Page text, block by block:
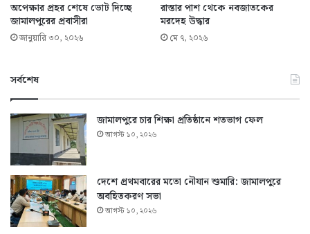
অপেক্ষার প্রহর শেষে ভোট দিচ্ছে
জামালপুরের প্রবাসীরা
জানুয়ারি ৩০, ২০২৬
রাস্তার পাশ থেকে নবজাতকের
মরদেহ উদ্ধার
মে ৭, ২০২৬
সর্বশেষ
জামালপুরে চার শিক্ষা প্রতিষ্ঠানে শতভাগ ফেল
আগস্ট ১০, ২০২৬
দেশে প্রথমবারের মতো নৌযান শুমারি: জামালপুরে
অবহিতকরণ সভা
আগস্ট ১০, ২০২৬